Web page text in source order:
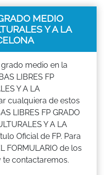
MEDIO
Y A LA
medio en la
LIBRES FP
Y A LA
cualquiera de estos
LIBRES FP GRADO
Y A LA
Oficial de FP. Para
FORMULARIO de los
te contactaremos.